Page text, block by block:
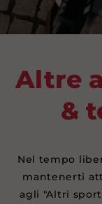
Altre
&
Nel tempo
mantenerti
agli "Altri